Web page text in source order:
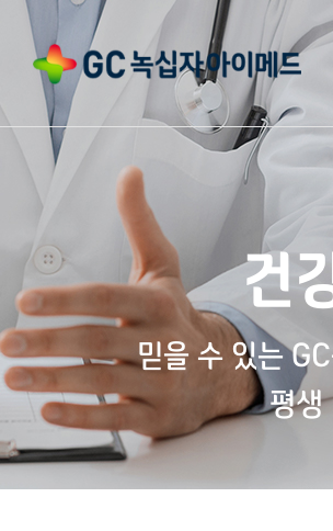
건
믿을 수 있는
평생